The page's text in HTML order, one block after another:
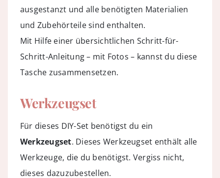
ausgestanzt und alle benötigten Materialien
und Zubehörteile sind enthalten.
Mit Hilfe einer übersichtlichen Schritt-für-
Schritt-Anleitung – mit Fotos – kannst du diese
Tasche zusammensetzen.
Werkzeugset
Für dieses DIY-Set benötigst du ein
Werkzeugset. Dieses Werkzeugset enthält alle
Werkzeuge, die du benötigst. Vergiss nicht,
dieses dazuzubestellen.